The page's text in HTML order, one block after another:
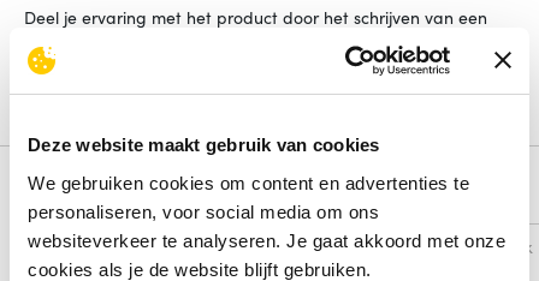
Deze website maakt gebruik van cookies
We gebruiken cookies om content en advertenties te
personaliseren, voor social media om ons
websiteverkeer te analyseren. Je gaat akkoord met onze
cookies als je de website blijft gebruiken.
Deel je ervaring met het product door het schrijven van een
Schrijf een review
Alternatieven
Vergelijk Vergelijk